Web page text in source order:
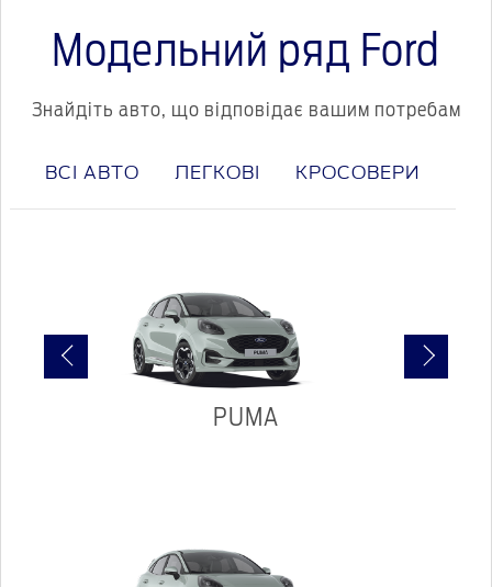
Модельний ряд Ford
Знайдіть авто, що відповідає вашим потребам
ВСІ АВТО ЛЕГКОВІ КРОСОВЕРИ
PUMA